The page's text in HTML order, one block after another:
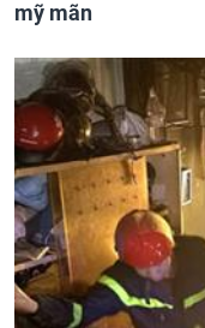
mỹ mãn